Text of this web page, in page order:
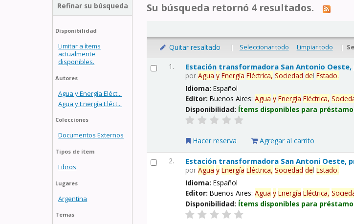
Refinar su búsqueda
Disponibilidad
Limitar a ítems
actualmente
disponibles.
Autores
Agua y Energía Eléct...
Agua y Energía Eléct...
Colecciones
Documentos Externos
Tipos de ítem
Libros
Lugares
Argentina
Temas
Su búsqueda retornó 4 resultados.
Quitar resaltado | Seleccionar todo Limpiar todo |
1. Estación transformadora San Antonio Oeste,
porAgua y Energía Eléctrica, Sociedad delEstado.
Idioma:Español
Editor:Buenos Aires:Agua y Energía Eléctrica,
Disponibilidad: Ítems disponibles para
Hacer reserva Agregar al carrito
2. Estación transformadora San Antoni Oeste,
porAgua y Energía Eléctrica, Sociedad delEstado.
Idioma:Español
Editor:Buenos Aires:Agua y Energía Eléctrica,
Disponibilidad: Ítems disponibles para